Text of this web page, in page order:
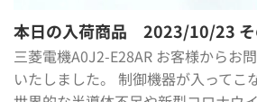
本日の入荷商品 2023/10/23
三菱電機A0J2-E28AR お客様からお
いたしました。 制御機器が入ってこ